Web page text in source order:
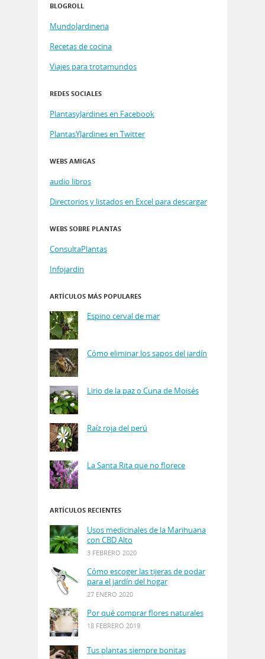
BLOGROLL
MundoJardineria
Recetas de cocina
Viajes para trotamundos
REDES SOCIALES
PlantasyJardines en Facebook
PlantasYJardines en Twitter
WEBS AMIGAS
audio libros
Directorios y listados en Excel para descargar
WEBS SOBRE PLANTAS
ConsultaPlantas
Infojardin
ARTÍCULOS MÁS POPULARES
Espino cerval de mar
Cómo eliminar los sapos del jardín
Lirio de la paz o Cuna de Moisés
Raíz roja del perú
La Santa Rita que no florece
ARTÍCULOS RECIENTES
Usos medicinales de la Marihuana
con CBD Alto
3 FEBRERO 2020
Cómo escoger las tijeras de podar
para el jardín del hogar
27 ENERO 2020
Por qué comprar flores naturales
18 FEBRERO 2019
Tus plantas siempre bonitas